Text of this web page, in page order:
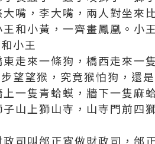
大嘴，李大嘴，兩人對坐來
王和小黃，一齊畫鳳凰。小
小王
東走來一條狗，橋西走來一
望望猴，究竟猴怕狗，還
一隻青蛤蟆，牆下一隻麻
山上獅山寺，山寺門前四
司叫邰正宵做財政司，邰